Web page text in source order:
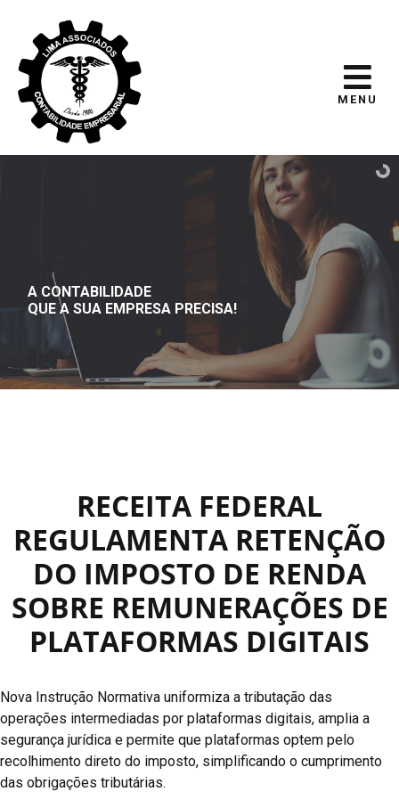
MENU
A CONTABILIDADE
QUE A SUA EMPRESA PRECISA!
RECEITA FEDERAL
REGULAMENTA RETENÇÃO
DO IMPOSTO DE RENDA
SOBRE REMUNERAÇÕES DE
PLATAFORMAS DIGITAIS
Nova Instrução Normativa uniformiza a tributação das
operações intermediadas por plataformas digitais, amplia a
segurança jurídica e permite que plataformas optem pelo
recolhimento direto do imposto, simplificando o cumprimento
das obrigações tributárias.